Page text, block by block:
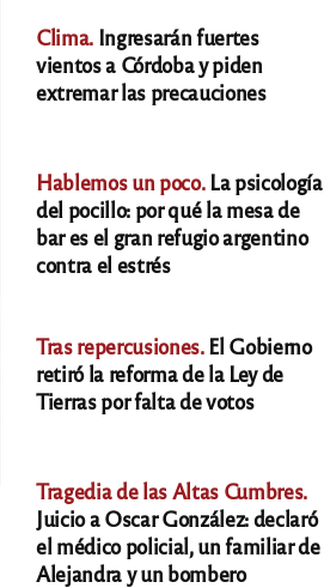
Clima. Ingresarán fuertes
vientos a Córdoba y piden
extremar las precauciones
Hablemos un poco.La psicología
del pocillo: por qué la mesa de
bar es el gran refugio argentino
contra el estrés
Tras repercusiones.El Gobierno
retiró la reforma de la Ley de
Tierras por falta de votos
Tragedia de las Altas Cumbres.
Juicio a Oscar González: declaró
el médico policial, un familiar de
Alejandra y un bombero